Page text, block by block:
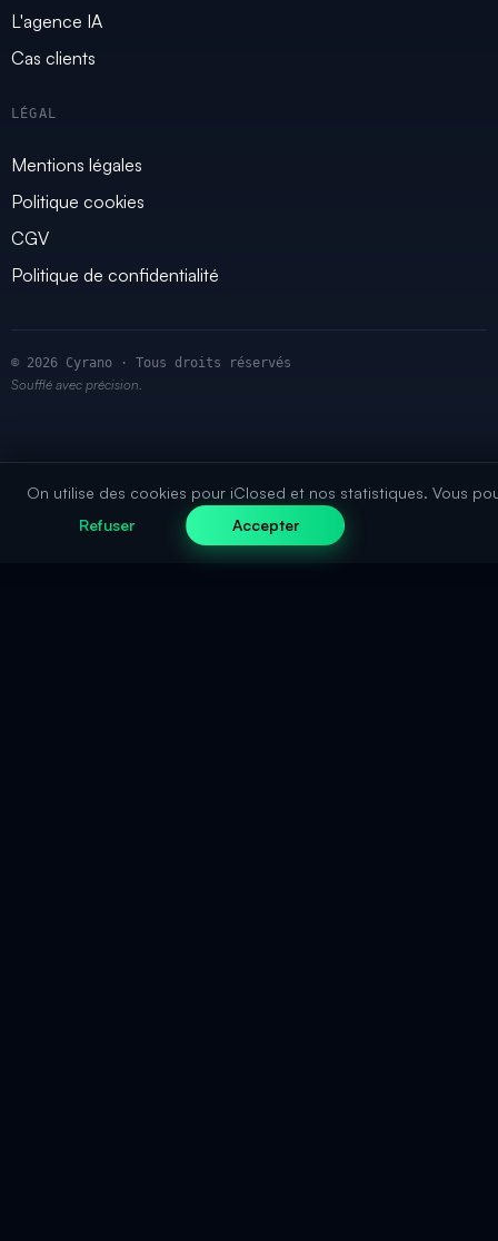
L'agence IA
Cas clients
LÉGAL
Mentions légales
Politique cookies
CGV
Politique de confidentialité
© 2026 Cyrano · Tous droits réservés
Soufflé avec précision.
On utilise des cookies pour iClosed et nos statistiques. Vous
Refuser
Accepter